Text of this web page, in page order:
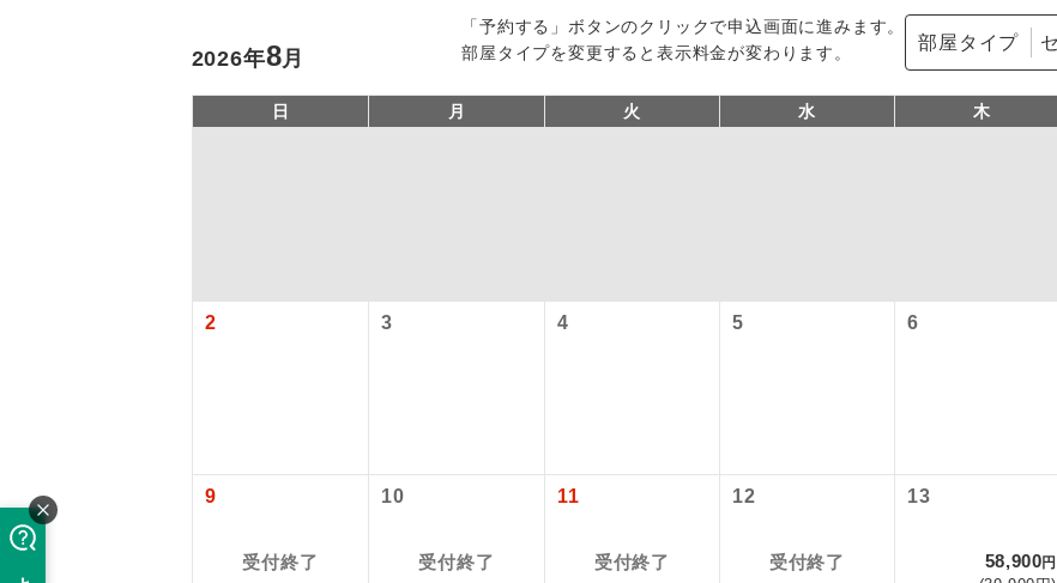
「予約する」ボタンのクリックで申込画面に進みます。
部屋タイプを変更すると表示料金が変わります。
部屋タイプ
2026年8月
日 月 火 水 木
2 3 4 5 6
9
受付終了
10
受付終了
11
受付終了
12
受付終了
13
58,900円
添乗員同行
現地添乗員同行
同行します。